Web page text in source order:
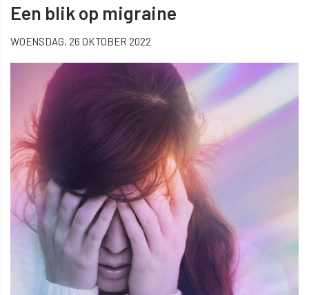
Een blik op migraine
WOENSDAG, 26 OKTOBER 2022